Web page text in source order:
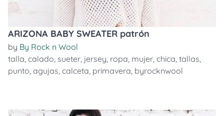
ARIZONA BABY SWEATER patrón
by By Rock n Wool
talla, calado, sueter, jersey, ropa, mujer, chica, tallas,
punto, agujas, calceta, primavera, byrocknwool